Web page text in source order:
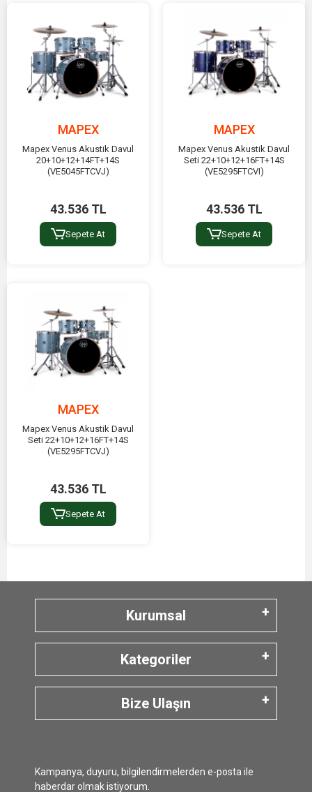
MAPEX
Mapex Venus Akustik Davul
20+10+12+14FT+14S
(VE5045FTCVJ)
43.536 TL
Sepete At
MAPEX
Mapex Venus Akustik Davul
Seti 22+10+12+16FT+14S
(VE5295FTCVI)
43.536 TL
Sepete At
MAPEX
Mapex Venus Akustik Davul
Seti 22+10+12+16FT+14S
(VE5295FTCVJ)
43.536 TL
Sepete At
Kurumsal
Kategoriler
Bize Ulaşın
Kampanya, duyuru, bilgilendirmelerden e-posta ile
haberdar olmak istiyorum.